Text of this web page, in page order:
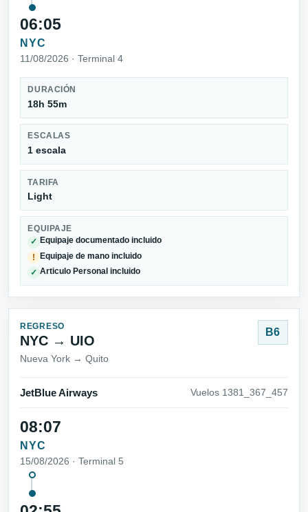
06:05
NYC
11/08/2026 · Terminal 4
DURACIÓN
18h 55m
ESCALAS
1 escala
TARIFA
Light
EQUIPAJE
✓ Equipaje documentado incluido
! Equipaje de mano incluido
✓ Articulo Personal incluido
REGRESO
NYC → UIO
Nueva York → Quito
B6
JetBlue Airways Vuelos 1381_367_457
08:07
NYC
15/08/2026 · Terminal 5